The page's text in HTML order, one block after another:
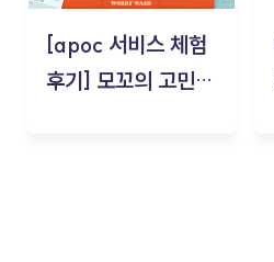
[apoc 서비스 체험
후기] 모꼬의 고민세